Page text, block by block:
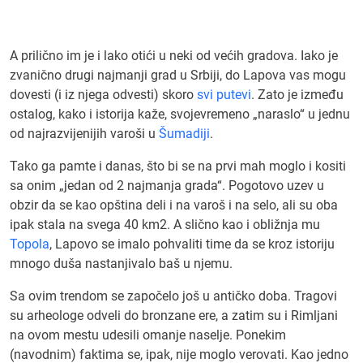
A prilično im je i lako otići u neki od većih gradova. Iako je
zvanično drugi najmanji grad u Srbiji, do Lapova vas mogu
dovesti (i iz njega odvesti) skoro svi putevi. Zato je između
ostalog, kako i istorija kaže, svojevremeno „naraslo“ u jednu
od najrazvijenijih varoši u Šumadiji.
Tako ga pamte i danas, što bi se na prvi mah moglo i kositi
sa onim „jedan od 2 najmanja grada“. Pogotovo uzev u
obzir da se kao opština deli i na varoš i na selo, ali su oba
ipak stala na svega 40 km2. A slično kao i obližnja mu
Topola, Lapovo se imalo pohvaliti time da se kroz istoriju
mnogo duša nastanjivalo baš u njemu.
Sa ovim trendom se započelo još u antičko doba. Tragovi
su arheologe odveli do bronzane ere, a zatim su i Rimljani
na ovom mestu udesili omanje naselje. Ponekim
(navodnim) faktima se, ipak, nije moglo verovati. Kao jedno